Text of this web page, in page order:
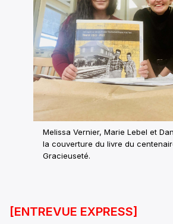
Melissa Vernier, Marie Lebel et
la couverture du livre du
Gracieuseté.
[ENTREVUE EXPRESS]